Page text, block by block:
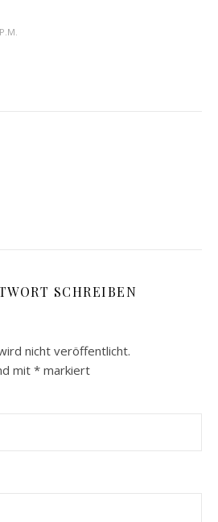
SCHREIBEN
nicht veröffentlicht.
mit * markiert